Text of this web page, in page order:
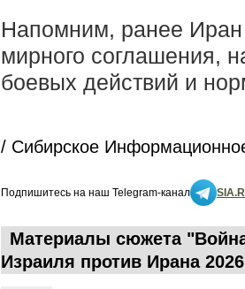
Напомним, ранее
мирного соглашения,
боевых действий и
/ Сибирское
Подпишитесь на наш Telegram-канал
Материалы сюжета
Израиля против Ирана